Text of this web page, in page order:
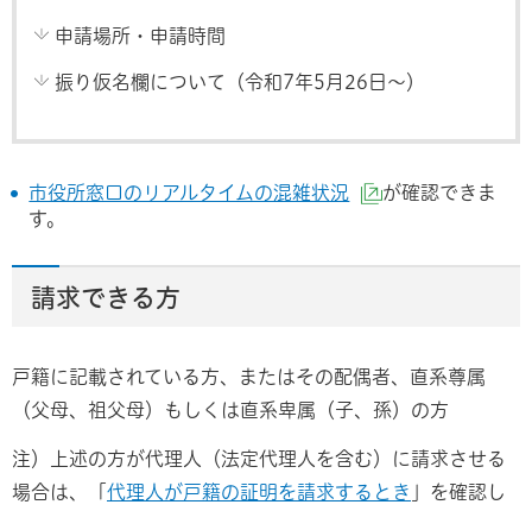
申請場所・申請時間
振り仮名欄について（令和7年5月26日～）
市役所窓口のリアルタイムの混雑状況 （外部サイトへ
が確認できま
す。
請求できる方
戸籍に記載されている方、またはその配偶者、直系尊属
（父母、祖父母）もしくは直系卑属（子、孫）の方
注）上述の方が代理人（法定代理人を含む）に請求させる
場合は、「 代理人が戸籍の証明を請求するとき 」を確認し